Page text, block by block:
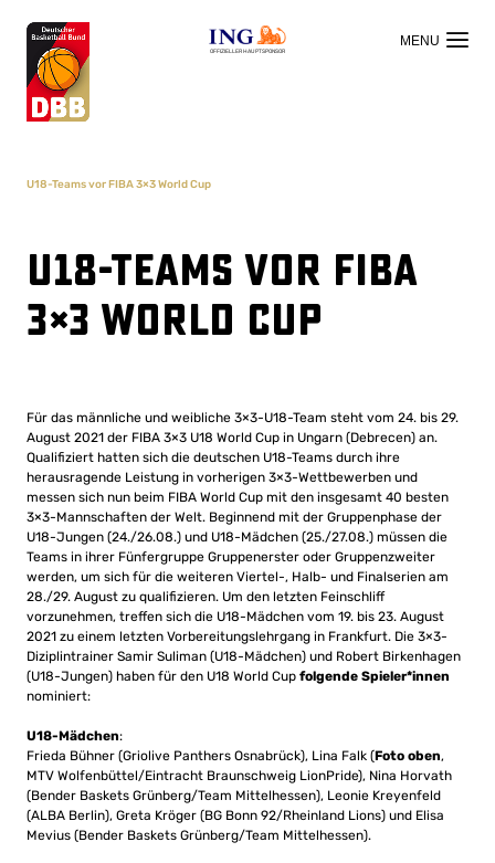
OFFIZIELLER HAUPTSPONSOR
U18-Teams vor FIBA 3×3 World Cup
U18-Teams vor FIBA
3×3 World Cup
Für das männliche und weibliche 3×3-U18-Team steht vom 24. bis 29.
August 2021 der FIBA 3×3 U18 World Cup in Ungarn (Debrecen) an.
Qualifiziert hatten sich die deutschen U18-Teams durch ihre
herausragende Leistung in vorherigen 3×3-Wettbewerben und
messen sich nun beim FIBA World Cup mit den insgesamt 40 besten
3×3-Mannschaften der Welt. Beginnend mit der Gruppenphase der
U18-Jungen (24./26.08.) und U18-Mädchen (25./27.08.) müssen die
Teams in ihrer Fünfergruppe Gruppenerster oder Gruppenzweiter
werden, um sich für die weiteren Viertel-, Halb- und Finalserien am
28./29. August zu qualifizieren. Um den letzten Feinschliff
vorzunehmen, treffen sich die U18-Mädchen vom 19. bis 23. August
2021 zu einem letzten Vorbereitungslehrgang in Frankfurt. Die 3×3-
Diziplintrainer Samir Suliman (U18-Mädchen) und Robert Birkenhagen
(U18-Jungen) haben für den U18 World Cup folgende Spieler*innen
nominiert:
U18-Mädchen:
Frieda Bühner (Griolive Panthers Osnabrück), Lina Falk (Foto oben,
MTV Wolfenbüttel/Eintracht Braunschweig LionPride), Nina Horvath
(Bender Baskets Grünberg/Team Mittelhessen), Leonie Kreyenfeld
(ALBA Berlin), Greta Kröger (BG Bonn 92/Rheinland Lions) und Elisa
Mevius (Bender Baskets Grünberg/Team Mittelhessen).